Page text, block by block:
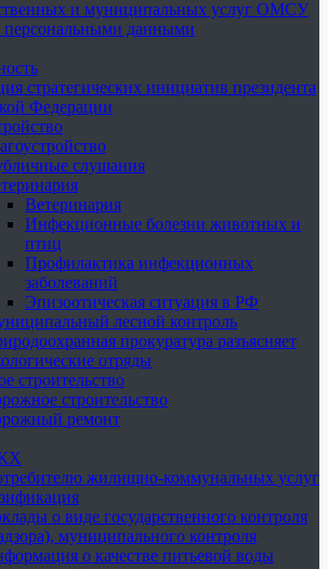
и муниципальных услуг ОМСУ
персональными данными
стратегических инициатив президента
Федерации
слушания
Ветеринария
Инфекционные болезни животных и
птиц
Профилактика инфекционных
заболеваний
Эпизоотическая ситуация в РФ
лесной контроль
прокуратура разъясняет
отряды
строительство
строительство
ремонт
жилищно-коммунальных услуг
о виде государственного контроля
муниципального контроля
о качестве питьевой воды